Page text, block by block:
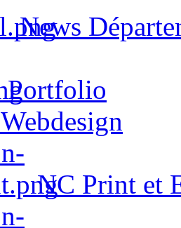
News
Portfolio
NC Print et